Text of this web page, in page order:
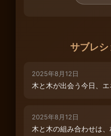
サブレ
2025年8月12日
木と木が出会う今日、
2025年8月12日
木と木の組み合わせは